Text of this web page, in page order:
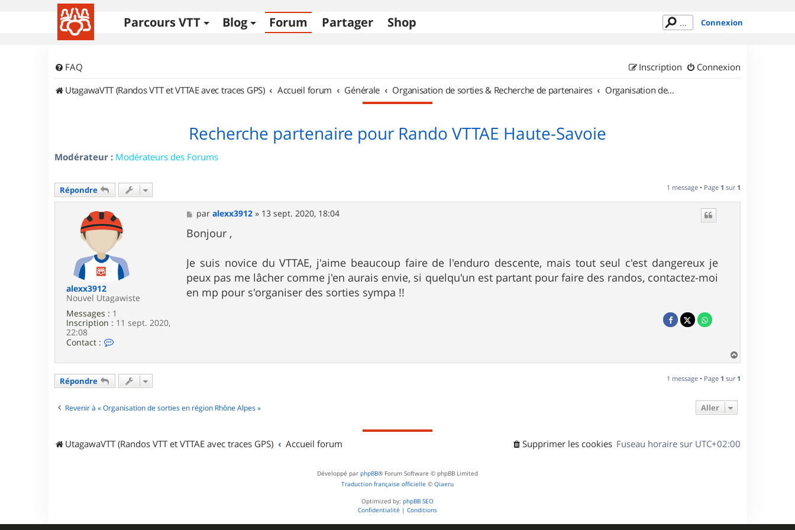
Parcours VTT Blog Forum Partager Shop Connexion
FAQ Connexion
Inscription
UtagawaVTT (Randos VTT et VTTAE avec traces GPS)
Accueil forum Générale Organisation de sorties & Recherche de partenaires Organisation de sorties en région Rhône Alpes
Recherche partenaire pour Rando VTTAE Haute-Savoie
Modérateur : Modérateurs des Forums
Répondre 1 message • Page 1 sur 1
alexx3912
Nouvel Utagawiste
Messages : 1
Inscription : 11 sept. 2020,
22:08
Contact :
c
e
e
M
e
s
s
g
e
paralexx3912 » 13 sept. 2020, 18:04
Bonjour ,
Je suis novice du VTTAE, j'aime beaucoup faire de l'enduro descente, mais tout seul c'est dangereux je
peux pas me lâcher comme j'en aurais envie, si quelqu'un est partant pour faire des randos, contactez-moi
en mp pour s'organiser des sorties sympa !!
a
t
Répondre 1 message • Page 1 sur 1
Revenir à « Organisation de sorties en région Rhône Alpes » Aller
UtagawaVTT (Randos VTT et VTTAE avec traces GPS) Accueil forum Fuseau horaire sur UTC+02:00
Supprimer les cookies
Développé par phpBB® Forum Software © phpBB Limited
Traduction française officielle © Qiaeru
Optimized by: phpBB SEO
Confidentialité | Conditions